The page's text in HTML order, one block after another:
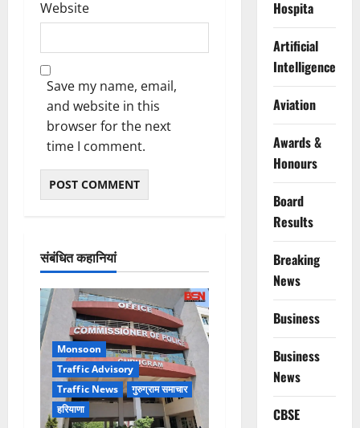
Website
Save my name, email,
and website in this
browser for the next
time I comment.
संबंधित कहानियां
Monsoon
Traffic Advisory
Traffic News
गुरुग्राम समाचार
हरियाणा
Hospita
Artificial
Intelligence
Aviation
Awards &
Honours
Board
Results
Breaking
News
Business
Business
News
CBSE